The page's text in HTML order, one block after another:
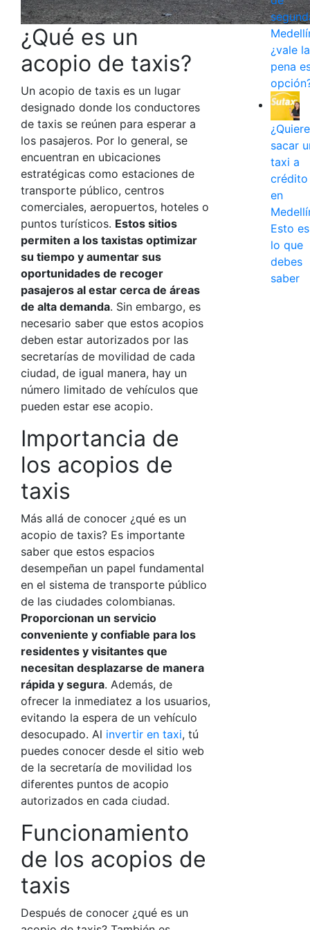
¿Qué es un
acopio de taxis?
Un acopio de taxis es un lugar
designado donde los conductores
de taxis se reúnen para esperar a
los pasajeros. Por lo general, se
encuentran en ubicaciones
estratégicas como estaciones de
transporte público, centros
comerciales, aeropuertos, hoteles o
puntos turísticos. Estos sitios
permiten a los taxistas optimizar
su tiempo y aumentar sus
oportunidades de recoger
pasajeros al estar cerca de áreas
de alta demanda. Sin embargo, es
necesario saber que estos acopios
deben estar autorizados por las
secretarías de movilidad de cada
ciudad, de igual manera, hay un
número limitado de vehículos que
pueden estar ese acopio.
Importancia de
los acopios de
taxis
Más allá de conocer ¿qué es un
acopio de taxis? Es importante
saber que estos espacios
desempeñan un papel fundamental
en el sistema de transporte público
de las ciudades colombianas.
Proporcionan un servicio
conveniente y confiable para los
residentes y visitantes que
necesitan desplazarse de manera
rápida y segura. Además, de
ofrecer la inmediatez a los usuarios,
evitando la espera de un vehículo
desocupado. Al invertir en taxi, tú
puedes conocer desde el sitio web
de la secretaría de movilidad los
diferentes puntos de acopio
autorizados en cada ciudad.
Funcionamiento
de los acopios de
taxis
Después de conocer ¿qué es un
¿vale la
pena
sacar
taxi a
crédito
en
Esto es
lo que
debes
saber